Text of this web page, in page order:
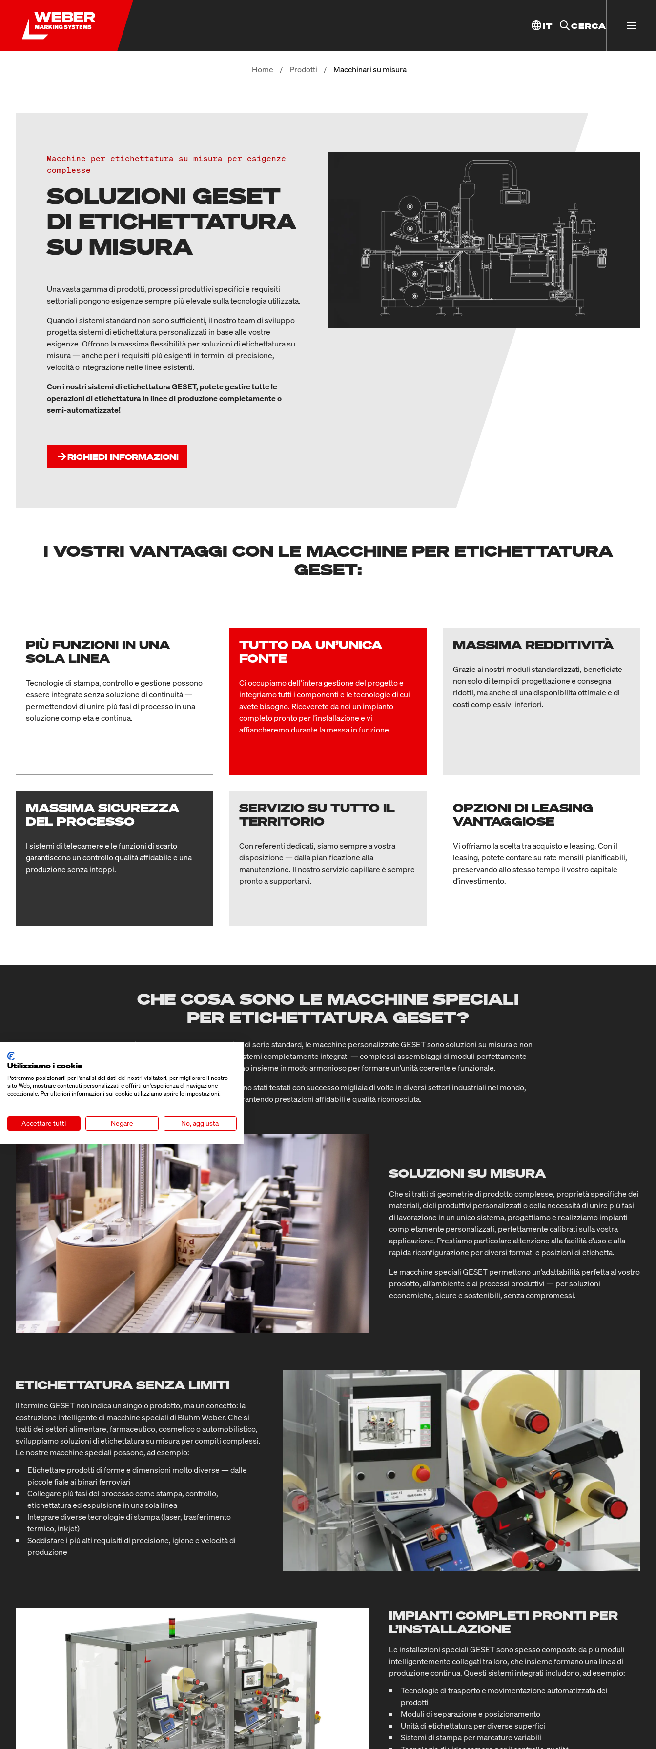
IT CERCA
Home / Prodotti / Macchinari su misura
Macchine per etichettatura su misura per esigenze
complesse
SOLUZIONI GESET
DI ETICHETTATURA
SU MISURA
Una vasta gamma di prodotti, processi produttivi specifici e requisiti
settoriali pongono esigenze sempre più elevate sulla tecnologia utilizzata.
Quando i sistemi standard non sono sufficienti, il nostro team di sviluppo
progetta sistemi di etichettatura personalizzati in base alle vostre
esigenze. Offrono la massima flessibilità per soluzioni di etichettatura su
misura — anche per i requisiti più esigenti in termini di precisione,
velocità o integrazione nelle linee esistenti.
Con i nostri sistemi di etichettatura GESET, potete gestire tutte le
operazioni di etichettatura in linee di produzione completamente o
semi-automatizzate!
RICHIEDI INFORMAZIONI
I VOSTRI VANTAGGI CON LE MACCHINE PER ETICHETTATURA
GESET:
PIÙ FUNZIONI IN UNA
SOLA LINEA
Tecnologie di stampa, controllo e gestione possono
essere integrate senza soluzione di continuità —
permettendovi di unire più fasi di processo in una
soluzione completa e continua.
TUTTO DA UN’UNICA
FONTE
Ci occupiamo dell’intera gestione del progetto e
integriamo tutti i componenti e le tecnologie di cui
avete bisogno. Riceverete da noi un impianto
completo pronto per l’installazione e vi
affiancheremo durante la messa in funzione.
MASSIMA REDDITIVITÀ
Grazie ai nostri moduli standardizzati, beneficiate
non solo di tempi di progettazione e consegna
ridotti, ma anche di una disponibilità ottimale e di
costi complessivi inferiori.
MASSIMA SICUREZZA
DEL PROCESSO
I sistemi di telecamere e le funzioni di scarto
garantiscono un controllo qualità affidabile e una
produzione senza intoppi.
SERVIZIO SU TUTTO IL
TERRITORIO
Con referenti dedicati, siamo sempre a vostra
disposizione — dalla pianificazione alla
manutenzione. Il nostro servizio capillare è sempre
pronto a supportarvi.
OPZIONI DI LEASING
VANTAGGIOSE
Vi offriamo la scelta tra acquisto e leasing. Con il
leasing, potete contare su rate mensili pianificabili,
preservando allo stesso tempo il vostro capitale
d’investimento.
CHE COSA SONO LE MACCHINE SPECIALI
PER ETICHETTATURA GESET?
A differenza delle nostre macchine di serie standard, le macchine personalizzate GESET sono soluzioni su misura e non
prodotti standard. Progettiamo sistemi completamente integrati — complessi assemblaggi di moduli perfettamente
coordinati — che lavorano insieme in modo armonioso per formare un’unità coerente e funzionale.
I nostri sistemi di etichettatura sono stati testati con successo migliaia di volte in diversi settori industriali nel mondo,
garantendo prestazioni affidabili e qualità riconosciuta.
SOLUZIONI SU MISURA
Che si tratti di geometrie di prodotto complesse, proprietà specifiche dei
materiali, cicli produttivi personalizzati o della necessità di unire più fasi
di lavorazione in un unico sistema, progettiamo e realizziamo impianti
completamente personalizzati, perfettamente calibrati sulla vostra
applicazione. Prestiamo particolare attenzione alla facilità d’uso e alla
rapida riconfigurazione per diversi formati e posizioni di etichetta.
Le macchine speciali GESET permettono un’adattabilità perfetta al vostro
prodotto, all’ambiente e ai processi produttivi — per soluzioni
economiche, sicure e sostenibili, senza compromessi.
ETICHETTATURA SENZA LIMITI
Il termine GESET non indica un singolo prodotto, ma un concetto: la
costruzione intelligente di macchine speciali di Bluhm Weber. Che si
tratti dei settori alimentare, farmaceutico, cosmetico o automobilistico,
sviluppiamo soluzioni di etichettatura su misura per compiti complessi.
Le nostre macchine speciali possono, ad esempio:
Etichettare prodotti di forme e dimensioni molto diverse — dalle
piccole fiale ai binari ferroviari
Collegare più fasi del processo come stampa, controllo,
etichettatura ed espulsione in una sola linea
Integrare diverse tecnologie di stampa (laser, trasferimento
termico, inkjet)
Soddisfare i più alti requisiti di precisione, igiene e velocità di
produzione
IMPIANTI COMPLETI PRONTI PER
L’INSTALLAZIONE
Le installazioni speciali GESET sono spesso composte da più moduli
intelligentemente collegati tra loro, che insieme formano una linea di
produzione continua. Questi sistemi integrati includono, ad esempio:
Tecnologie di trasporto e movimentazione automatizzata dei
prodotti
Moduli di separazione e posizionamento
Unità di etichettatura per diverse superfici
Sistemi di stampa per marcature variabili
Utilizziamo i cookie
Potremmo posizionarli per l'analisi dei dati dei nostri visitatori, per migliorare il nostro
sito Web, mostrare contenuti personalizzati e offrirti un'esperienza di navigazione
eccezionale. Per ulteriori informazioni sui cookie utilizziamo aprire le impostazioni.
Accettare tutti Negare No, aggiusta